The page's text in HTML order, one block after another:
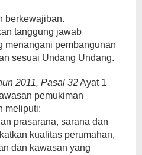
berkewajiban.
tanggung jawab
menangani pembangunan
sesuai Undang Undang.
2011, Pasal 32Ayat 1
pemukiman
meliputi:
prasarana, sarana dan
kualitas perumahan,
dan kawasan yang